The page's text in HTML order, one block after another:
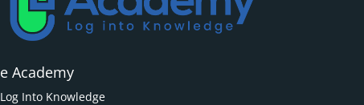
e Academy
Log Into Knowledge